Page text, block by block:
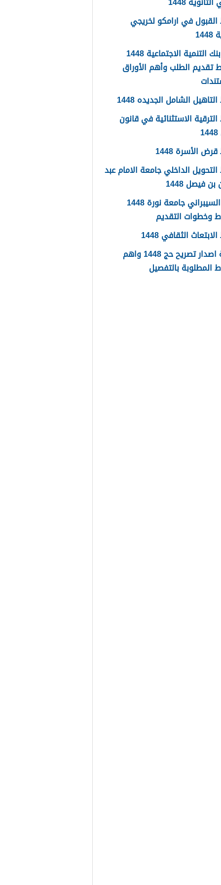
في ارامكو لخريجي
اعفاء بنك التنمية الاجتماعية 1448
تقديم الطلب وأهم الأوراق
الشامل الجديده 1448
الاستثنائية في قانون
الأسرة 1448
الداخلي جامعة الامام عبد
فيصل 1448
الامن السيبراني جامعة نورة 1448
وخطوات التقديم
الثقافي 1448
طريقة اصدار تصريح حج 1448 واهم
المطلوبة بالتفصيل